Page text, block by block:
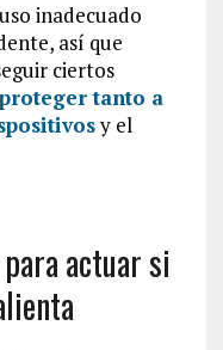
inadecuado
así que
ciertos
tanto a
y el
actuar si